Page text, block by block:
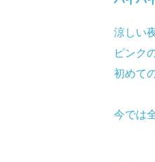
バイバ
涼しい
今では